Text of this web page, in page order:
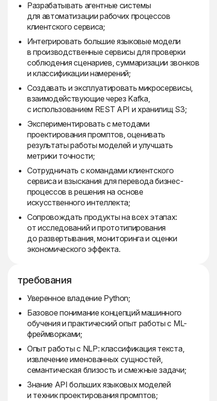
Разрабатывать агентные системы
для автоматизации рабочих процессов
клиентского сервиса;
Интегрировать большие языковые модели
в производственные сервисы для проверки
соблюдения сценариев, суммаризации звонков
и классификации намерений;
Создавать и эксплуатировать микросервисы,
взаимодействующие через Kafka,
с использованием REST API и хранилищ S3;
Экспериментировать с методами
проектирования промптов, оценивать
результаты работы моделей и улучшать
метрики точности;
Сотрудничать с командами клиентского
сервиса и взыскания для перевода бизнес-
процессов в решения на основе
искусственного интеллекта;
Сопровождать продукты на всех этапах:
от исследований и прототипирования
до развертывания, мониторинга и оценки
экономического эффекта.
требования
Уверенное владение Python;
Базовое понимание концепций машинного
обучения и практический опыт работы с ML-
фреймворками;
Опыт работы с NLP: классификация текста,
извлечение именованных сущностей,
семантическая близость и смежные задачи;
Знание API больших языковых моделей
и техник проектирования промптов;